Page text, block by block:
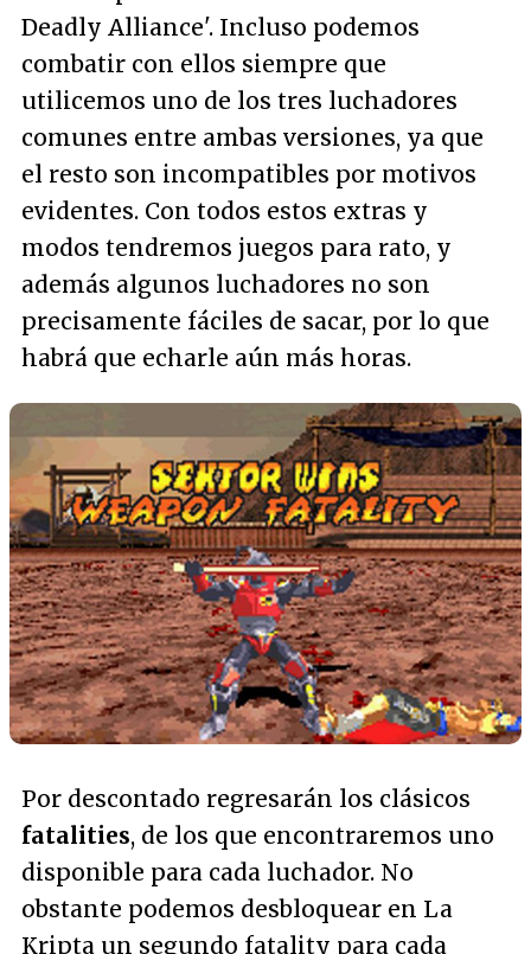
Deadly Alliance'. Incluso podemos
combatir con ellos siempre que
utilicemos uno de los tres luchadores
comunes entre ambas versiones, ya que
el resto son incompatibles por motivos
evidentes. Con todos estos extras y
modos tendremos juegos para rato, y
además algunos luchadores no son
precisamente fáciles de sacar, por lo que
habrá que echarle aún más horas.
Por descontado regresarán los clásicos
fatalities, de los que encontraremos uno
disponible para cada luchador. No
obstante podemos desbloquear en La
Kripta un segundo fatality para cada